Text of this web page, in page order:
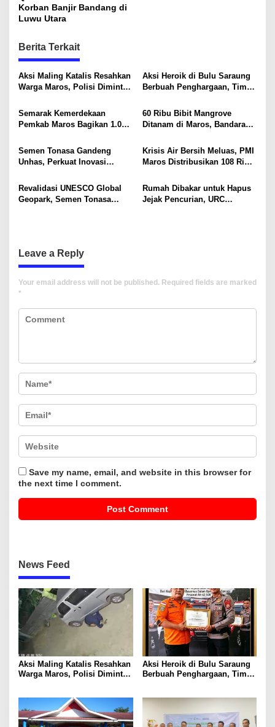
a
s
n
a
v
g
a
t
i
o
n
Korban Banjir Bandang di
Luwu Utara
Berita Terkait
Aksi Maling Katalis Resahkan
Warga Maros, Polisi Diminta
Aksi Heroik di Bulu Saraung
Berbuah Penghargaan, Tim
Diapresiasi Basarnas
Semarak Kemerdekaan
Pemkab Maros Bagikan 1.000
Warga
60 Ribu Bibit Mangrove
Ditanam di Maros, Bandara
Konservasi Pesisir
Semen Tonasa Gandeng
Unhas, Perkuat Inovasi
Berkelanjutan
Krisis Air Bersih Meluas, PMI
Maros Distribusikan 108 Ribu
Revalidasi UNESCO Global
Geopark, Semen Tonasa
Rumah Dibakar untuk Hapus
Jejak Pencurian, URC
Leave a Reply
Your email address will not be published. Required fields are marked
*
Save my name, email, and website in this browser for
the next time I comment.
News Feed
Aksi Maling Katalis Resahkan
Warga Maros, Polisi Diminta
Aksi Heroik di Bulu Saraung
Berbuah Penghargaan, Tim